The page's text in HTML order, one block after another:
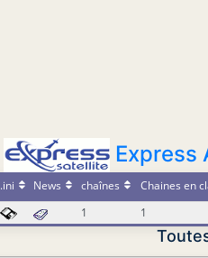
Express
.ini News chaînes Chaines en
1 1